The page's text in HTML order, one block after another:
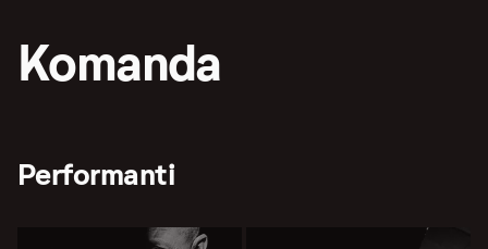
Komanda
Performanti